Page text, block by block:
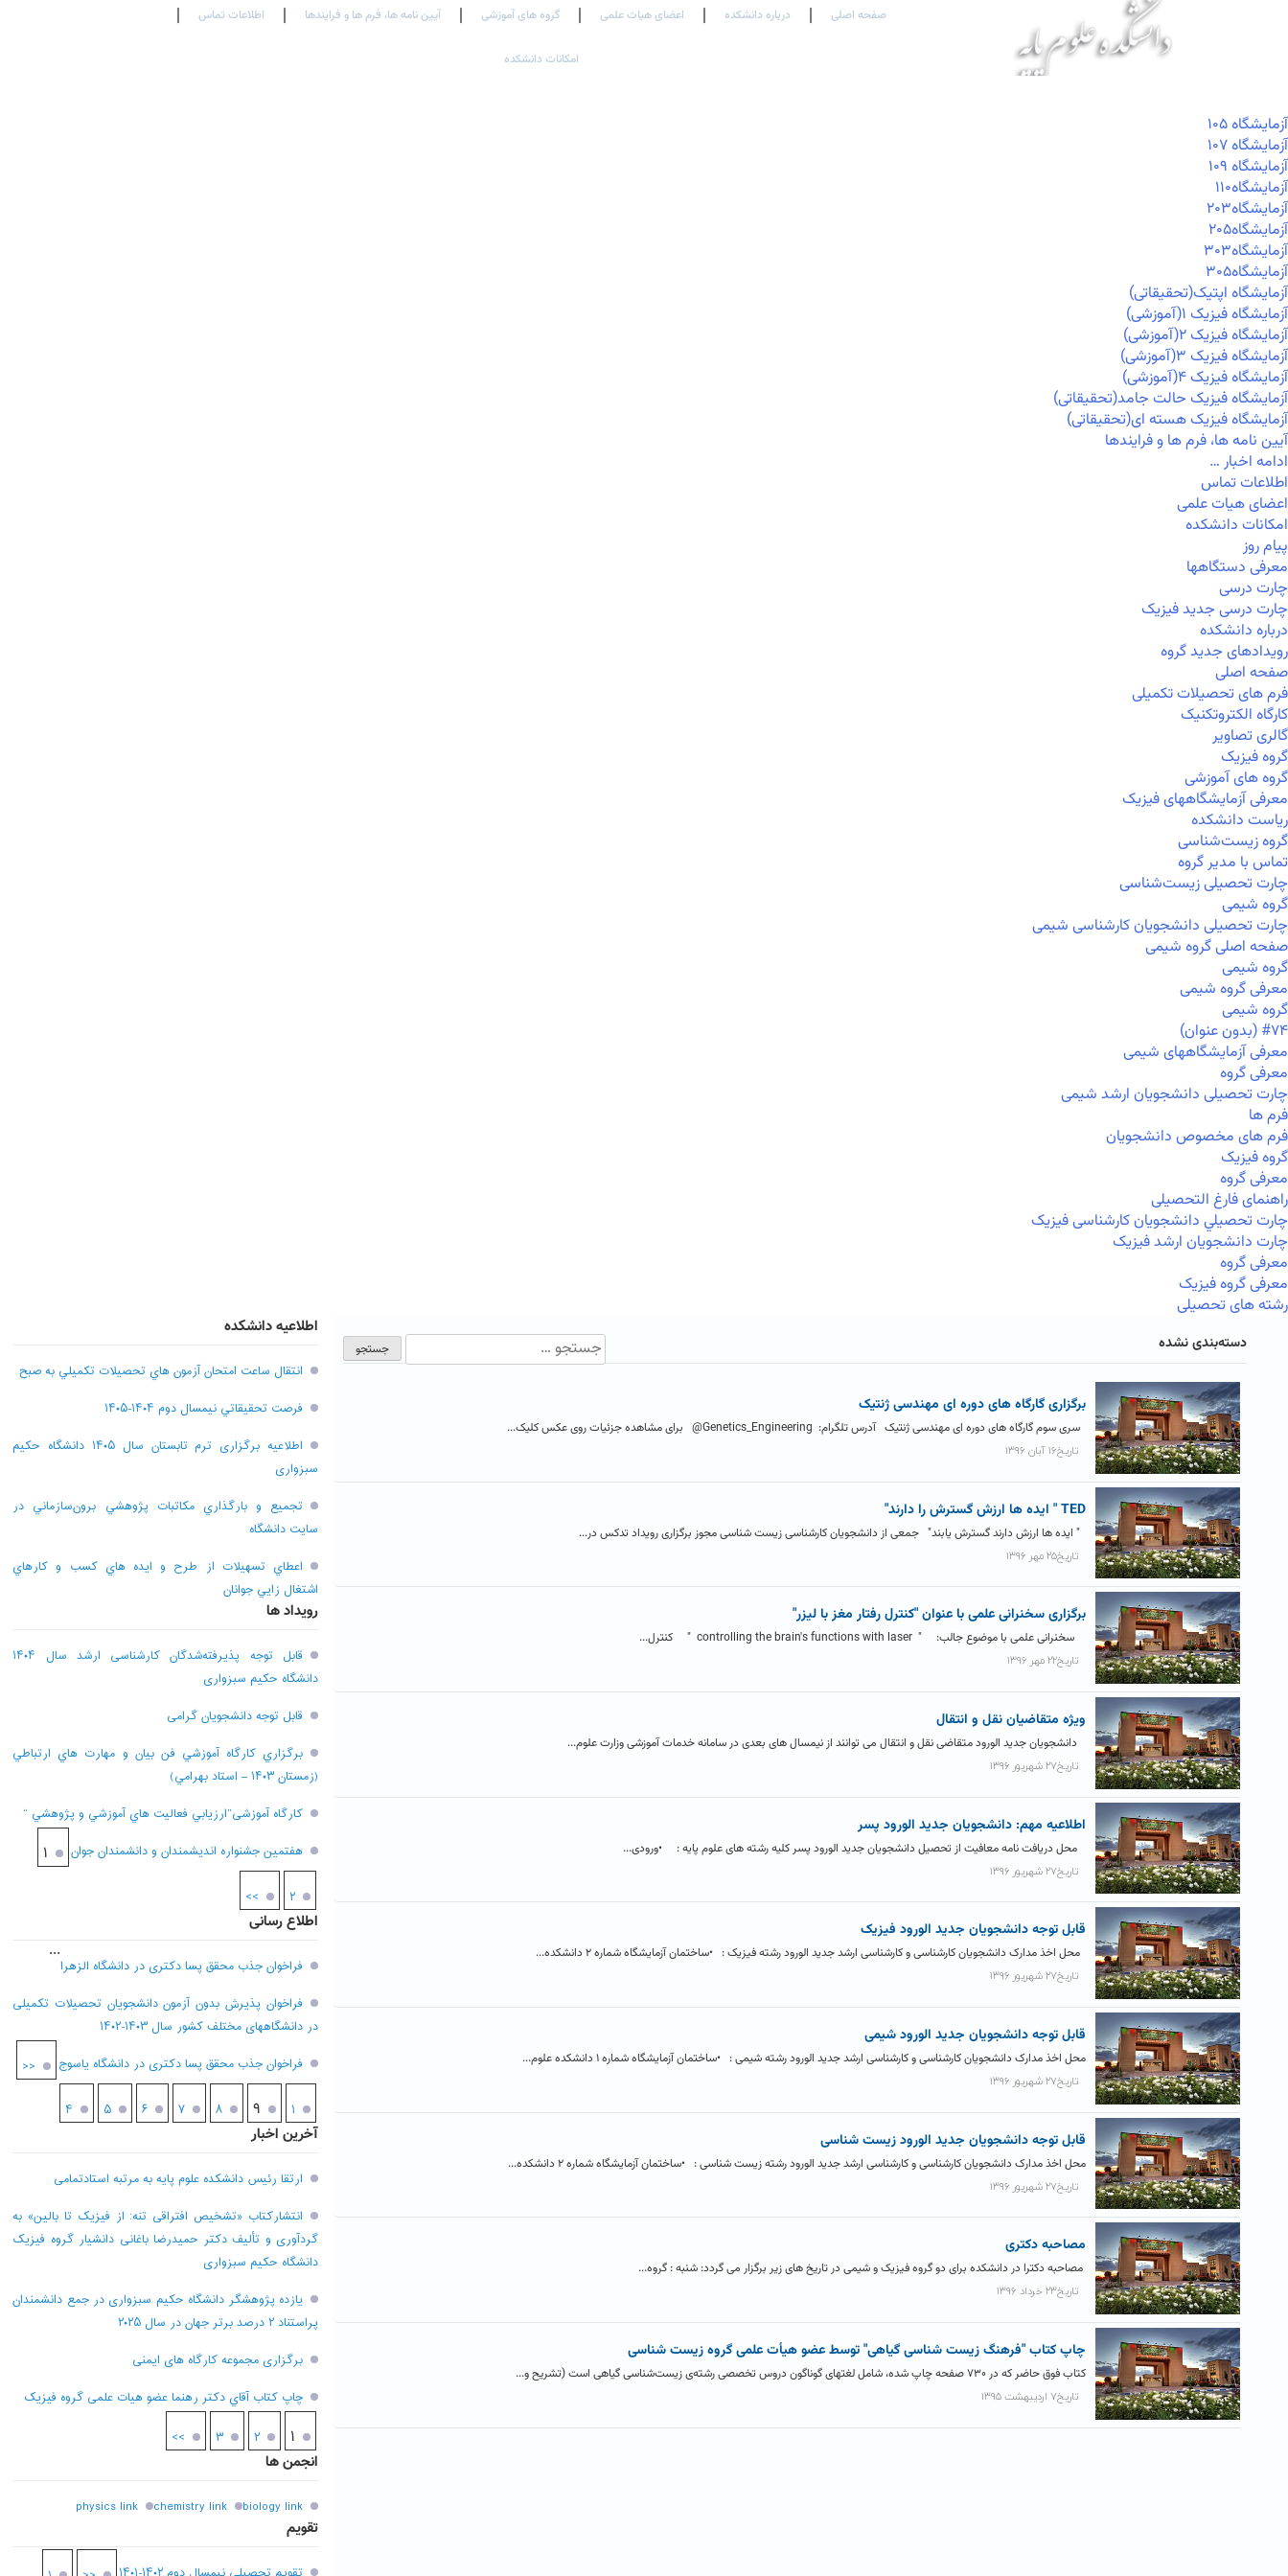
صفحه اصلی درباره دانشکده اعضای هیات علمی گروه های آموزشی آیین نامه ها، فرم ها و فرایندها اطلاعات تماس
امکانات دانشکده
آزمايشگاه ۱۰۵
آزمايشگاه ۱۰۷
آزمايشگاه ۱۰۹
آزمايشگاه۱۱۰
آزمايشگاه۲۰۳
آزمايشگاه۲۰۵
آزمايشگاه۳۰۳
آزمايشگاه۳۰۵
آزمایشگاه اپتیک(تحقیقاتی)
آزمایشگاه فیزیک ۱(آموزشی)
آزمایشگاه فیزیک ۲(آموزشی)
آزمایشگاه فیزیک ۳(آموزشی)
آزمایشگاه فیزیک ۴(آموزشی)
آزمایشگاه فیزیک حالت جامد(تحقیقاتی)
آزمایشگاه فیزیک هسته ای(تحقیقاتی)
آیین نامه ها، فرم ها و فرایندها
ادامه اخبار …
اطلاعات تماس
اعضای هیات علمی
امکانات دانشکده
پیام روز
معرفی دستگاهها
چارت درسی
چارت درسی جدید فیزیک
درباره دانشکده
رویدادهای جدید گروه
صفحه اصلی
فرم های تحصیلات تکمیلی
کارگاه الکتروتکنیک
گالری تصاویر
گروه فیزیک
گروه های آموزشی
معرفی آزمایشگاههای فیزیک
ریاست دانشکده
گروه زیست‌شناسی
تماس با مدیر گروه
چارت تحصیلی زیست‌شناسی
گروه شیمی
چارت تحصیلی دانشجویان کارشناسی شیمی
صفحه اصلی گروه شیمی
گروه شیمی
معرفی گروه شیمی
گروه شیمی
#۷۴ (بدون عنوان)
معرفی آزمایشگاههای شیمی
معرفی گروه
چارت تحصیلی دانشجویان ارشد شیمی
فرم ها
فرم های مخصوص دانشجویان
گروه فیزیک
معرفی گروه
راهنمای فارغ التحصیلی
چارت تحصيلي دانشجویان کارشناسی فیزیک
چارت دانشجویان ارشد فیزیک
معرفی گروه
معرفی گروه فیزیک
رشته های تحصیلی
دسته‌بندی نشده
برگزاری گارگاه های دوره ای مهندسی ژنتیک
سری سوم گارگاه های دوره ای مهندسی ژنتیک آدرس تلگرام: Genetics_Engineering@ برای مشاهده جزئیات روی عکس کلیک...
تاریخ۱۶ آبان ۱۳۹۶
TED " ایده ها ارزش گسترش را دارند"
" ایده­ ها ارزش دارند گسترش یابند" جمعی از دانشجویان کارشناسی زیست شناسی مجوز برگزاری رویداد تدکس در...
تاریخ۲۵ مهر ۱۳۹۶
برگزاری سخنرانی علمی با عنوان "کنترل رفتار مغز با لیزر"
سخنرانی علمی با موضوع جالب: " controlling the brain's functions with laser " کنترل...
تاریخ۲۲ مهر ۱۳۹۶
ویژه متقاضیان نقل و انتقال
دانشجویان جدید الورود متقاضی نقل و انتقال می توانند از نیمسال های بعدی در سامانه خدمات آموزشی وزارت علوم...
تاریخ۲۷ شهریور ۱۳۹۶
اطلاعیه مهم: دانشجویان جدید الورود پسر
محل دریافت نامه معافیت از تحصیل دانشجویان جدید الورود پسر کلیه رشته های علوم پایه : •ورودی...
تاریخ۲۷ شهریور ۱۳۹۶
قابل توجه دانشجویان جدید الورود فیزیک
محل اخذ مدارک دانشجویان کارشناسی و کارشناسی ارشد جدید الورود رشته فیزیک : •ساختمان آزمایشگاه شماره ۲ دانشکده...
تاریخ۲۷ شهریور ۱۳۹۶
قابل توجه دانشجویان جدید الورود شیمی
محل اخذ مدارک دانشجویان کارشناسی و کارشناسی ارشد جدید الورود رشته شیمی : •ساختمان آزمایشگاه شماره ۱ دانشکده علوم...
تاریخ۲۷ شهریور ۱۳۹۶
قابل توجه دانشجویان جدید الورود زیست شناسی
محل اخذ مدارک دانشجویان کارشناسی و کارشناسی ارشد جدید الورود رشته زیست شناسی : •ساختمان آزمایشگاه شماره ۲ دانشکده...
تاریخ۲۷ شهریور ۱۳۹۶
مصاحبه دکتری
مصاحبه دکترا در دانشکده برای دو گروه فیزیک و شیمی در تاریخ های زیر برگزار می گردد: شنبه : گروه...
تاریخ۲۳ خرداد ۱۳۹۶
چاپ کتاب "فرهنگ زیست شناسی گیاهی" توسط عضو هیأت علمی گروه زیست شناسی
کتاب فوق حاضر که در ۷۳۰ صفحه چاپ شده، شامل لغتهای گوناگون دروس تخصصی رشته‌ی زیست‌شناسی گیاهی است (تشریح و...
تاریخ۷ اردیبهشت ۱۳۹۵
اطلاعیه دانشکده
انتقال ساعت امتحان آزمون هاي تحصيلات تکميلي به صبح
فرصت تحقيقاتي نیمسال دوم ۱۴۰۴-۱۴۰۵
اطلاعیه برگزاری ترم تابستان سال ۱۴۰۵ دانشگاه حکیم
سبزواری
تجميع و بارگذاري مکاتبات پژوهشي برون‌سازماني در
سايت دانشگاه
اعطاي تسهيلات از طرح و ايده هاي کسب و کارهاي
اشتغال زايي جوانان
رویداد ها
قابل توجه پذیرفته‌شدگان کارشناسی ارشد سال ۱۴۰۴
دانشگاه حکیم سبزواری
قابل توجه دانشجویان گرامی
برگزاري کارگاه آموزشي فن بيان و مهارت هاي ارتباطي
(زمستان ۱۴۰۳ – استاد بهرامي)
کارگاه آموزشی”ارزيابي فعاليت هاي آموزشي و پژوهشي “
هفتمين جشنواره انديشمندان و دانشمندان جوان
۱
۲ >>
اطلاع رسانی
فراخوان جذب محقق پسا دکتری در دانشگاه الزهرا
فراخوان پذیرش بدون آزمون دانشجویان تحصیلات تکمیلی
در دانشگاههای مختلف کشور سال ۱۴۰۳-۱۴۰۲
فراخوان جذب محقق پسا دکتری در دانشگاه یاسوج
<<
۱
...
۴ ۵ ۶ ۷ ۸ ۹
آخرین اخبار
ارتقا رئیس دانشکده علوم پایه به مرتبه استادتمامی
انتشارکتاب «تشخیص افتراقی تنه: از فیزیک تا بالین» به
گردآوری و تألیف دکتر حمیدرضا باغانی دانشیار گروه فیزیک
دانشگاه حکیم سبزواری
یازده پژوهشگر دانشگاه حکیم سبزواری در جمع دانشمندان
پراستناد ۲ درصد برتر جهان در سال ۲۰۲۵
برگزاری مجموعه کارگاه های ایمنی
چاپ کتاب آقاي دکتر رهنما عضو هیات علمی گروه فیزیک
۱ ۲ ۳ >>
انجمن ها
biology link
chemistry link
physics link
تقویم